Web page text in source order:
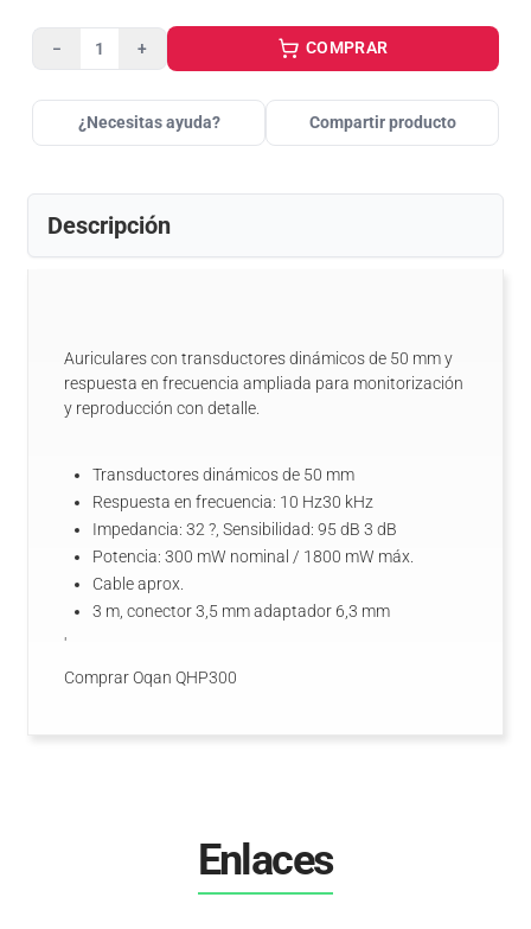
− + COMPRAR
¿Necesitas ayuda? Compartir producto
Descripción
Auriculares con transductores dinámicos de 50 mm y
respuesta en frecuencia ampliada para monitorización
y reproducción con detalle.
Transductores dinámicos de 50 mm
Respuesta en frecuencia: 10 Hz30 kHz
Impedancia: 32 ?, Sensibilidad: 95 dB 3 dB
Potencia: 300 mW nominal / 1800 mW máx.
Cable aprox.
3 m, conector 3,5 mm adaptador 6,3 mm
'
Comprar Oqan QHP300
Enlaces